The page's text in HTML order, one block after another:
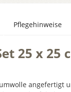
Pflegehinweise
25 x